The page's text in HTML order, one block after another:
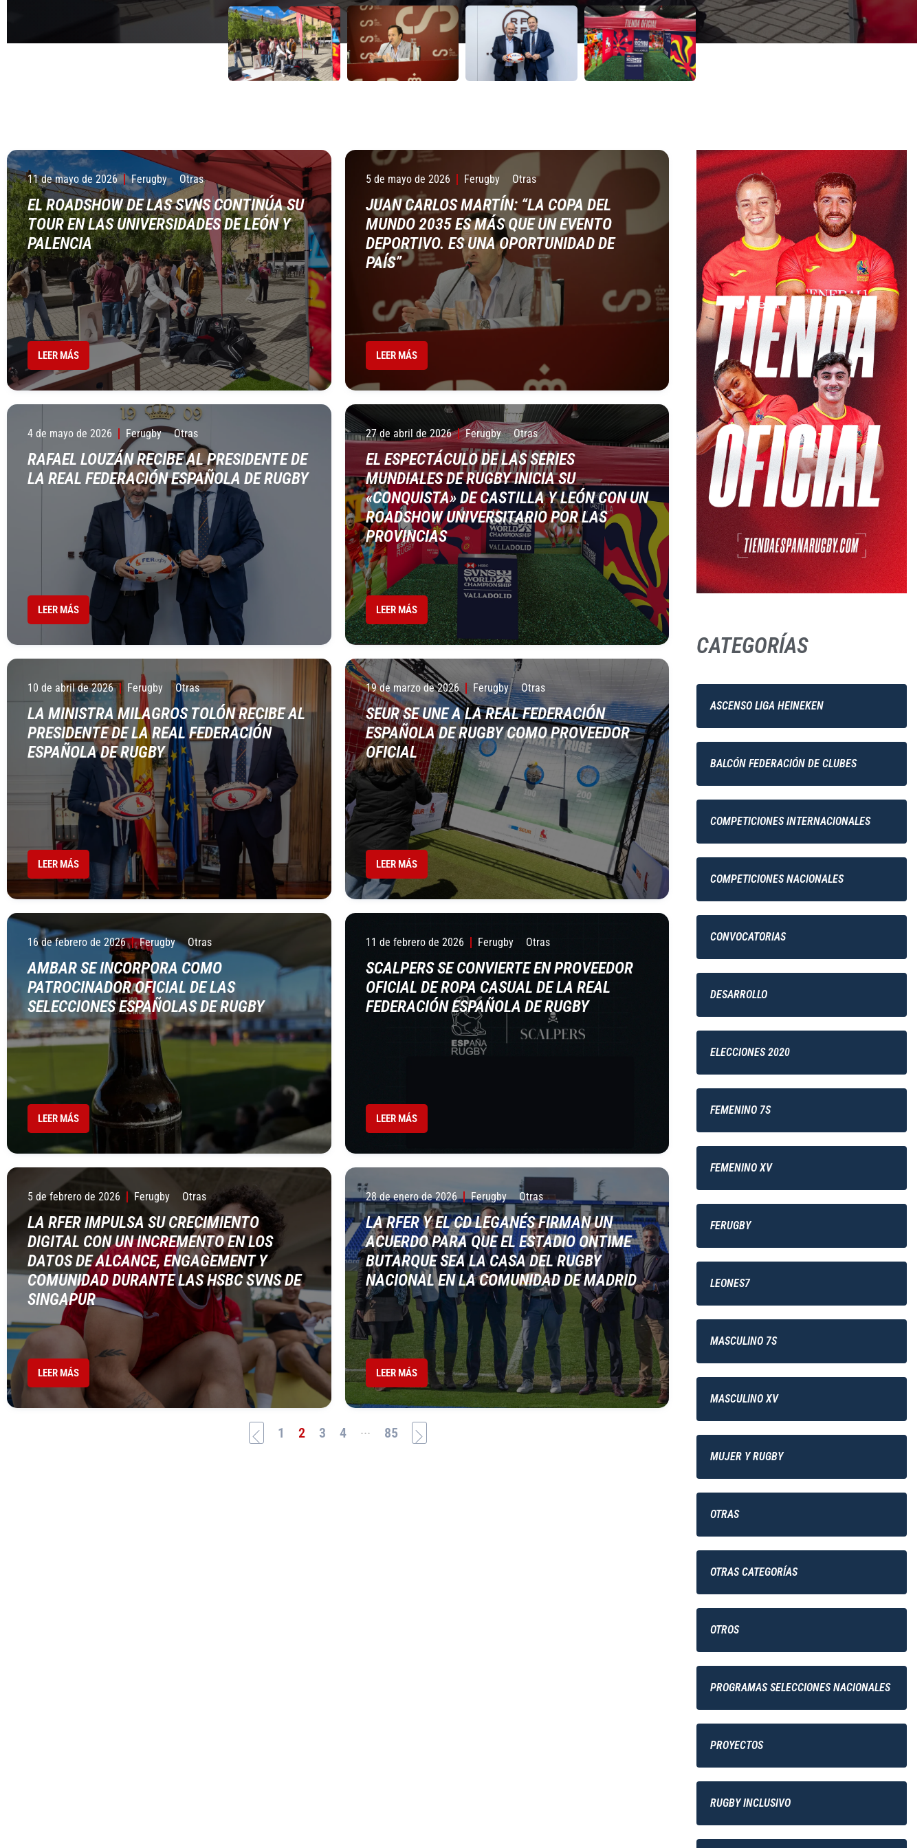
y recorrerá los principales campus universitarios
27 DE ABRIL DE 2026
crecimiento extraordinario en sus canales digitales,
5 DE FEBRERO DE 2026
acuerdo histórico que permitirá
28 DE ENERO DE 2026
y recorrerá los principales campus universitarios
27 DE ABRIL DE 2026
11 de mayo de 2026 Ferugby Otras
EL ROADSHOW DE LAS SVNS CONTINÚA SU
TOUR EN LAS UNIVERSIDADES DE LEÓN Y
PALENCIA
LEER MÁS
5 de mayo de 2026 Ferugby Otras
JUAN CARLOS MARTÍN: “LA COPA DEL
MUNDO 2035 ES MÁS QUE UN EVENTO
DEPORTIVO. ES UNA OPORTUNIDAD DE
PAÍS”
LEER MÁS
4 de mayo de 2026 Ferugby Otras
RAFAEL LOUZÁN RECIBE AL PRESIDENTE DE
LA REAL FEDERACIÓN ESPAÑOLA DE RUGBY
LEER MÁS
27 de abril de 2026 Ferugby Otras
EL ESPECTÁCULO DE LAS SERIES
MUNDIALES DE RUGBY INICIA SU
«CONQUISTA» DE CASTILLA Y LEÓN CON UN
ROADSHOW UNIVERSITARIO POR LAS
PROVINCIAS
LEER MÁS
10 de abril de 2026 Ferugby Otras
LA MINISTRA MILAGROS TOLÓN RECIBE AL
PRESIDENTE DE LA REAL FEDERACIÓN
ESPAÑOLA DE RUGBY
LEER MÁS
19 de marzo de 2026 Ferugby Otras
SEUR SE UNE A LA REAL FEDERACIÓN
ESPAÑOLA DE RUGBY COMO PROVEEDOR
OFICIAL
LEER MÁS
16 de febrero de 2026 Ferugby Otras
AMBAR SE INCORPORA COMO
PATROCINADOR OFICIAL DE LAS
SELECCIONES ESPAÑOLAS DE RUGBY
LEER MÁS
11 de febrero de 2026 Ferugby Otras
SCALPERS SE CONVIERTE EN PROVEEDOR
OFICIAL DE ROPA CASUAL DE LA REAL
FEDERACIÓN ESPAÑOLA DE RUGBY
LEER MÁS
5 de febrero de 2026 Ferugby Otras
LA RFER IMPULSA SU CRECIMIENTO
DIGITAL CON UN INCREMENTO EN LOS
DATOS DE ALCANCE, ENGAGEMENT Y
COMUNIDAD DURANTE LAS HSBC SVNS DE
SINGAPUR
LEER MÁS
28 de enero de 2026 Ferugby Otras
LA RFER Y EL CD LEGANÉS FIRMAN UN
ACUERDO PARA QUE EL ESTADIO ONTIME
BUTARQUE SEA LA CASA DEL RUGBY
NACIONAL EN LA COMUNIDAD DE MADRID
LEER MÁS
1 2 3 4 ... 85
CATEGORÍAS
ASCENSO LIGA HEINEKEN
BALCÓN FEDERACIÓN DE CLUBES
COMPETICIONES INTERNACIONALES
COMPETICIONES NACIONALES
CONVOCATORIAS
DESARROLLO
ELECCIONES 2020
FEMENINO 7S
FEMENINO XV
FERUGBY
LEONES7
MASCULINO 7S
MASCULINO XV
MUJER Y RUGBY
OTRAS
OTRAS CATEGORÍAS
OTROS
PROGRAMAS SELECCIONES NACIONALES
PROYECTOS
RUGBY INCLUSIVO